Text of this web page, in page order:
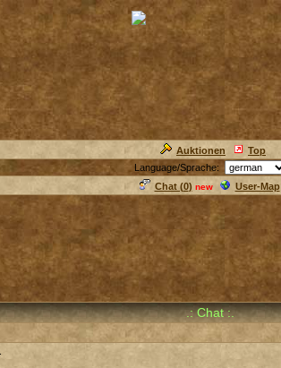
Auktionen Top
Language/Sprache:
Chat (0) new User-Map
.: Chat :.